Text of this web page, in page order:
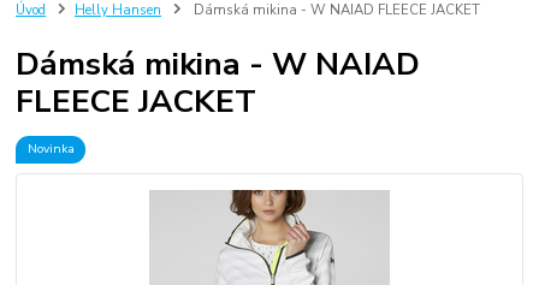
Úvod Helly Hansen Dámská mikina - W NAIAD FLEECE JACKET
Dámská mikina - W NAIAD
FLEECE JACKET
Novinka